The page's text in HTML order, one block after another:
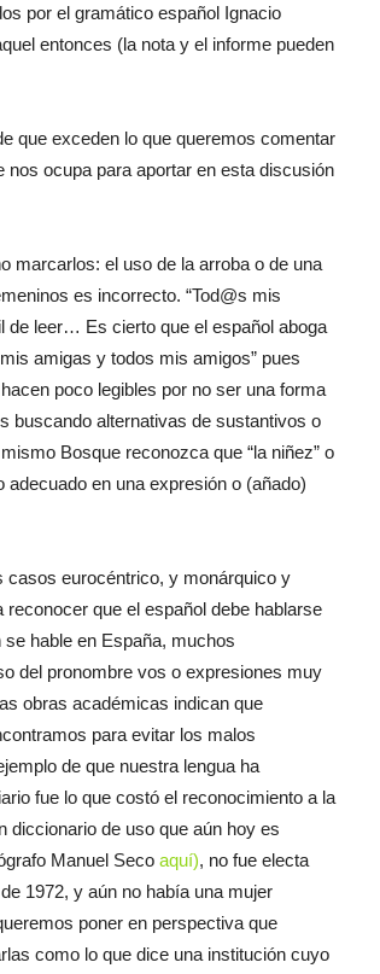
por el gramático español Ignacio
entonces (la nota y el informe pueden
que exceden lo que queremos comentar
ocupa para aportar en esta discusión
marcarlos: el uso de la arroba o de una
es incorrecto. “Tod@s mis
de leer… Es cierto que el español aboga
amigas y todos mis amigos” pues
poco legibles por no ser una forma
buscando alternativas de sustantivos o
Bosque reconozca que “la niñez” o
adecuado en una expresión o (añado)
casos eurocéntrico, y monárquico y
que el español debe hablarse
hable en España, muchos
del pronombre vos o expresiones muy
obras académicas indican que
para evitar los malos
de que nuestra lengua ha
fue lo que costó el reconocimiento a la
diccionario de uso que aún hoy es
Manuel Seco aquí), no fue electa
1972, y aún no había una mujer
poner en perspectiva que
como lo que dice una institución cuyo